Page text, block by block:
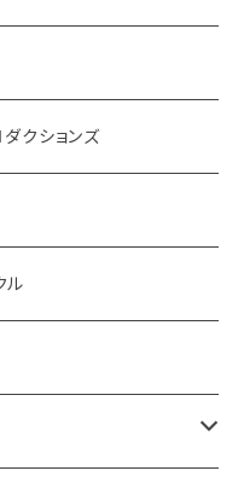
クションズ
ル